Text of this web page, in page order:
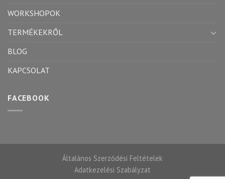
WORKSHOPOK
TERMÉKEKRŐL
BLOG
KAPCSOLAT
FACEBOOK
Általános Szerződési Feltételek
Adatkezelési Szabályzat